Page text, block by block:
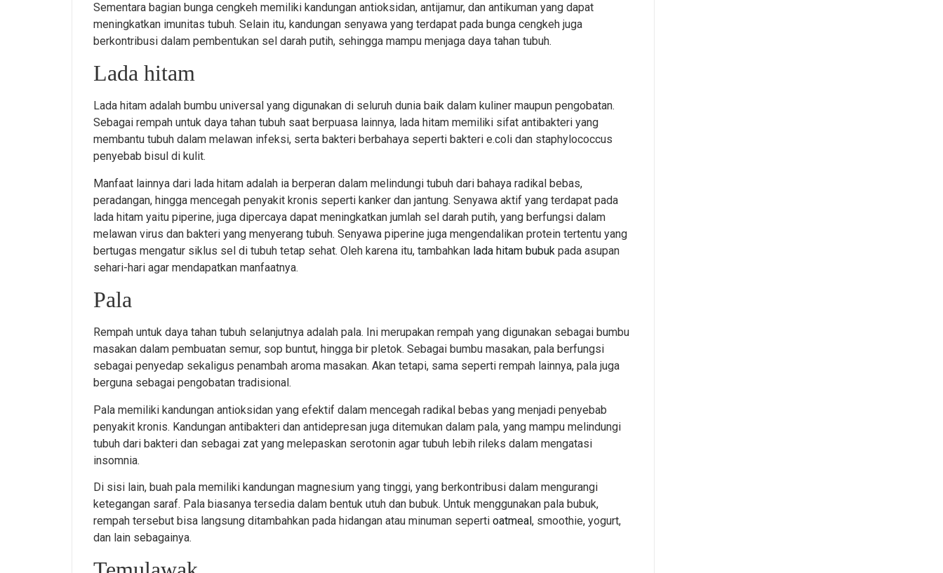
Sementara bagian bunga cengkeh memiliki kandungan antioksidan, antijamur, dan antikuman yang dapat
meningkatkan imunitas tubuh. Selain itu, kandungan senyawa yang terdapat pada bunga cengkeh juga
berkontribusi dalam pembentukan sel darah putih, sehingga mampu menjaga daya tahan tubuh.
Lada hitam
Lada hitam adalah bumbu universal yang digunakan di seluruh dunia baik dalam kuliner maupun pengobatan.
Sebagai rempah untuk daya tahan tubuh saat berpuasa lainnya, lada hitam memiliki sifat antibakteri yang
membantu tubuh dalam melawan infeksi, serta bakteri berbahaya seperti bakteri e.coli dan staphylococcus
penyebab bisul di kulit.
Manfaat lainnya dari lada hitam adalah ia berperan dalam melindungi tubuh dari bahaya radikal bebas,
peradangan, hingga mencegah penyakit kronis seperti kanker dan jantung. Senyawa aktif yang terdapat pada
lada hitam yaitu piperine, juga dipercaya dapat meningkatkan jumlah sel darah putih, yang berfungsi dalam
melawan virus dan bakteri yang menyerang tubuh. Senyawa piperine juga mengendalikan protein tertentu yang
bertugas mengatur siklus sel di tubuh tetap sehat. Oleh karena itu, tambahkan lada hitam bubuk pada asupan
sehari-hari agar mendapatkan manfaatnya.
Pala
Rempah untuk daya tahan tubuh selanjutnya adalah pala. Ini merupakan rempah yang digunakan sebagai bumbu
masakan dalam pembuatan semur, sop buntut, hingga bir pletok. Sebagai bumbu masakan, pala berfungsi
sebagai penyedap sekaligus penambah aroma masakan. Akan tetapi, sama seperti rempah lainnya, pala juga
berguna sebagai pengobatan tradisional.
Pala memiliki kandungan antioksidan yang efektif dalam mencegah radikal bebas yang menjadi penyebab
penyakit kronis. Kandungan antibakteri dan antidepresan juga ditemukan dalam pala, yang mampu melindungi
tubuh dari bakteri dan sebagai zat yang melepaskan serotonin agar tubuh lebih rileks dalam mengatasi
insomnia.
Di sisi lain, buah pala memiliki kandungan magnesium yang tinggi, yang berkontribusi dalam mengurangi
ketegangan saraf. Pala biasanya tersedia dalam bentuk utuh dan bubuk. Untuk menggunakan pala bubuk,
rempah tersebut bisa langsung ditambahkan pada hidangan atau minuman seperti oatmeal, smoothie, yogurt,
dan lain sebagainya.